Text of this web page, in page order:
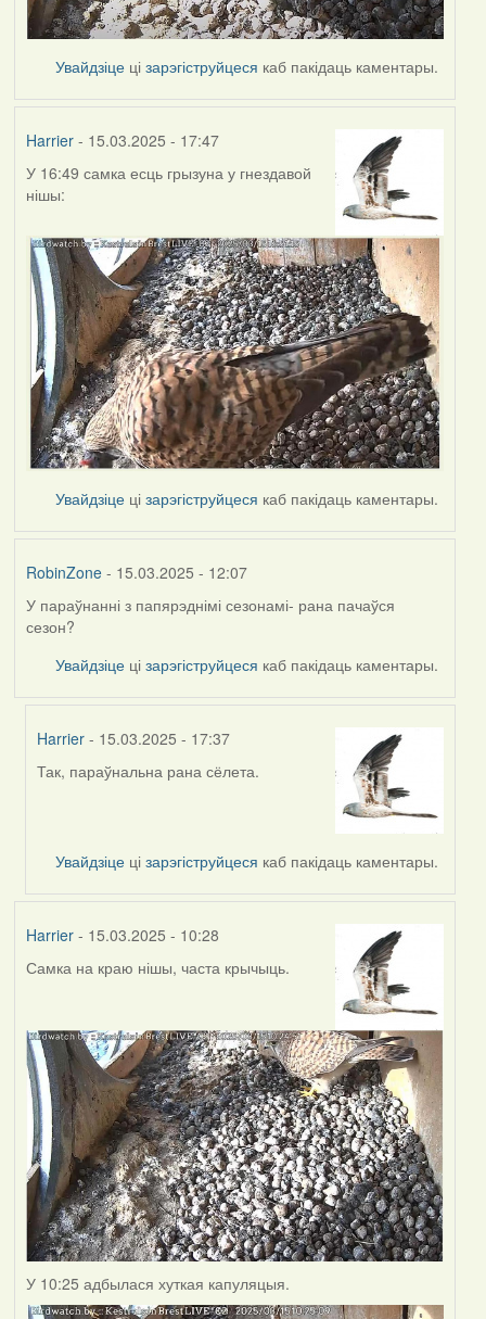
Увайдзіце цізарэгіструйцеся каб пакідаць каментары.
Harrier- 15.03.2025 - 17:47
У 16:49 самка есць грызуна у гнездавой
нішы:
Увайдзіце цізарэгіструйцеся каб пакідаць каментары.
RobinZone- 15.03.2025 - 12:07
У параўнанні з папярэднімі сезонамі- рана пачаўся
сезон?
Увайдзіце цізарэгіструйцеся каб пакідаць каментары.
Harrier - 15.03.2025 - 17:37
In
RobinZone
Так, параўнальна рана сёлета.
Увайдзіце цізарэгіструйцеся каб пакідаць каментары.
Harrier- 15.03.2025 - 10:28
Самка на краю нішы, часта крычыць.
У 10:25 адбылася хуткая капуляцыя.